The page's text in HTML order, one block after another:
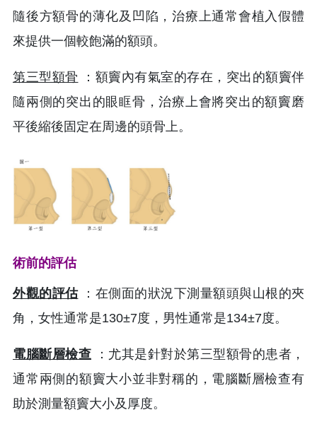
隨後方額骨的薄化及凹陷，治療上通常會植入假體
來提供一個較飽滿的額頭。
第三型額骨 ：額竇內有氣室的存在，突出的額竇伴
隨兩側的突出的眼眶骨，治療上會將突出的額竇磨
平後縮後固定在周邊的頭骨上。
術前的評估
外觀的評估：在側面的狀況下測量額頭與山根的夾
角，女性通常是130±7度，男性通常是134±7度。
電腦斷層檢查 ：尤其是針對於第三型額骨的患者，
通常兩側的額竇大小並非對稱的，電腦斷層檢查有
助於測量額竇大小及厚度。